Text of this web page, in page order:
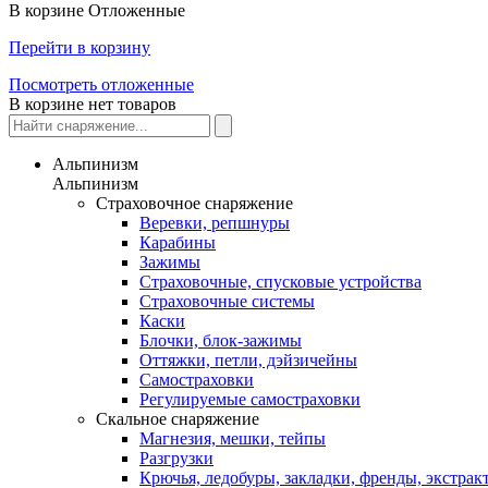
В корзине Отложенные
Перейти в корзину
Посмотреть отложенные
В корзине нет товаров
Альпинизм
Альпинизм
Страховочное снаряжение
Веревки, репшнуры
Карабины
Зажимы
Страховочные, спусковые устройства
Страховочные системы
Каски
Блочки, блок-зажимы
Оттяжки, петли, дэйзичейны
Самостраховки
Регулируемые самостраховки
Скальное снаряжение
Магнезия, мешки, тейпы
Разгрузки
Крючья, ледобуры, закладки, френды,